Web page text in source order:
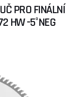
PRO FINÁLNÍ
HW -5°NEG